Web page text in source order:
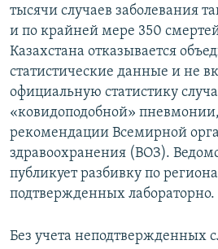
тысячи случаев заболевания
и по крайней мере 350
Казахстана отказывается
статистические данные и не
официальную статистику
«ковидоподобной»
рекомендации Всемирной
здравоохранения (ВОЗ).
публикует разбивку по
подтвержденных лабораторно.
Без учета неподтвержденных